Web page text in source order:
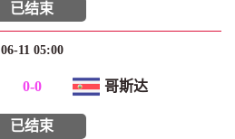
已结束
06-11 05:00
0-0 哥斯达
已结束